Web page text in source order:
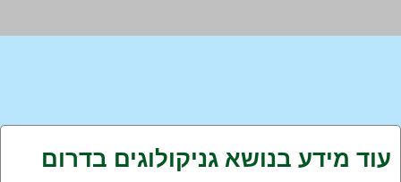
עוד מידע בנושא גניקולוגים בדרום